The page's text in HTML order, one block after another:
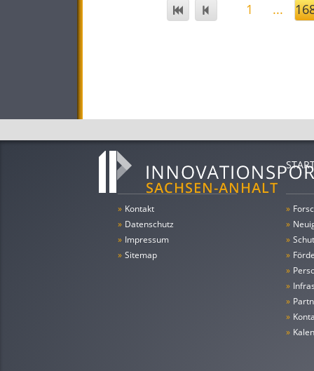
1 ...
» Kontakt
» Datenschutz
» Impressum
» Sitemap
»
»
»
»
»
»
»
»
»